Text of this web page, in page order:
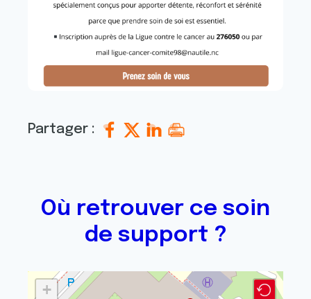
Partager :
Où retrouver ce soin
de support ?
+